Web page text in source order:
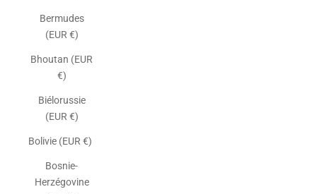
Bermudes
(EUR €)
Bhoutan (EUR
€)
Biélorussie
(EUR €)
Bolivie (EUR €)
Bosnie-
Herzégovine